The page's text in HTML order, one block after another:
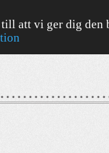
att vi ger dig den